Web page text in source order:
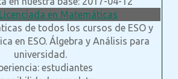
en Matemáticas
de todos los cursos de ESO y
en ESO. Álgebra y Análisis para
universidad.
estudiantes